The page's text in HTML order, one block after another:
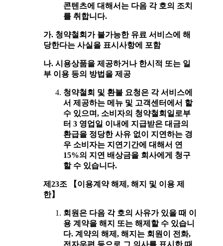
콘텐츠에 대해서는 다음 각 호의 조치
를 취합니다.
가. 청약철회가 불가능한 유료 서비스에 해
당한다는 사실을 표시사항에 포함
나. 시용상품을 제공하거나 한시적 또는 일
부 이용 등의 방법을 제공
청약철회 및 환불 요청은 각 서비스에
서 제공하는 메뉴 및 고객센터에서 할
수 있으며, 소비자의 청약철회일로부
터 3 영업일 이내에 지급받은 대금의
환급을 정당한 사유 없이 지연하는 경
우 소비자는 지연기간에 대해서 연
15%의 지연 배상금을 회사에게 청구
할 수 있습니다.
제23조 【이용계약 해제, 해지 및 이용 제
한】
회원은 다음 각 호의 사유가 있을 때 이
용 계약을 해지 또는 해제할 수 있습니
다. 계약의 해제, 해지는 회원이 전화,
전자우편 등으로 그 의사를 표시한 때